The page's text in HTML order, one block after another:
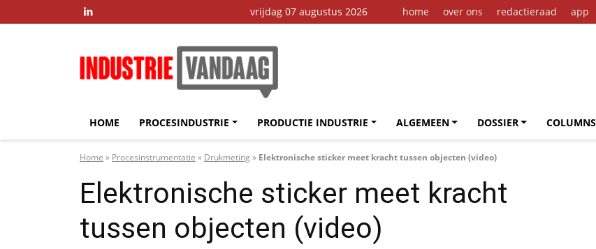
 vrijdag 07 augustus 2026 home over ons redactieraad app
HOME PROCESINDUSTRIE PRODUCTIE INDUSTRIE ALGEMEEN DOSSIER COLUMNS
Home » Procesinstrumentatie » Drukmeting » Elektronische sticker meet kracht tussen objecten (video)
Elektronische sticker meet kracht
tussen objecten (video)